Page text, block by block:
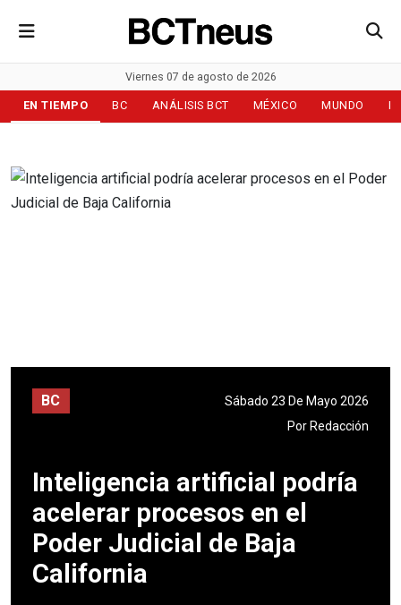
Viernes 07 de agosto de 2026
EN TIEMPO BC ANÁLISIS BCT MÉXICO MUNDO
BC
Sábado 23 De Mayo 2026
Por Redacción
Inteligencia artificial podría
acelerar procesos en el
Poder Judicial de Baja
California